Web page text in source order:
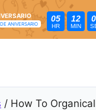
ANIVERSARIO
05
HR
12
MIN
/ How To